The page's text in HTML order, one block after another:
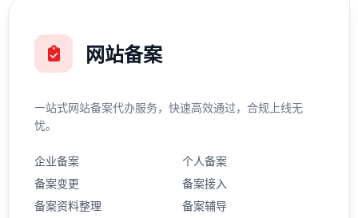
网站备案
一站式网站备案代办服务，快速高效通过，合规上线无
忧。
企业备案
个人备案
备案变更
备案接入
备案资料整理
备案辅导